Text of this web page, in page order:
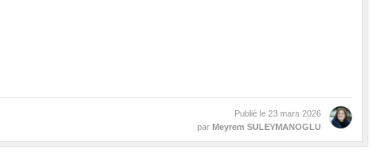
Publié le 23 mars 2026
par Meyrem SULEYMANOGLU